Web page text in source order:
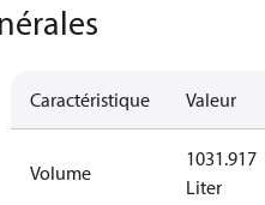
Caractéristique Valeur
Volume
1031.917
Liter